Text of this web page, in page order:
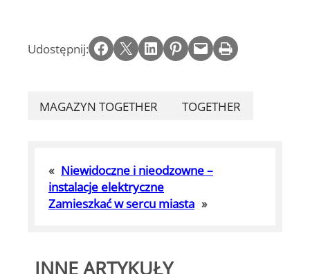
Udostępnij: Share on Facebook Email this Page Share on LinkedIn Share on Pinterest Email this Page Print this Page
MAGAZYN TOGETHER TOGETHER
« Niewidoczne i nieodzowne –
instalacje elektryczne
Zamieszkać w sercu miasta »
INNE ARTYKUŁY